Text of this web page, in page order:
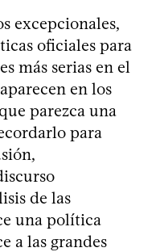
excepcionales,
oficiales para
más serias en el
en los
parezca una
para
de las
una política
a las grandes